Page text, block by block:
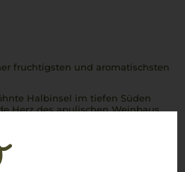
fruchtigsten und aromatischsten
Halbinsel im tiefen Süden
Herz des apulischen Weinbaus.
ist, erstreckt sich zwischen der
Meer im Westen. Die
von weiten Ebenen, sanften
Küstenlinie, die